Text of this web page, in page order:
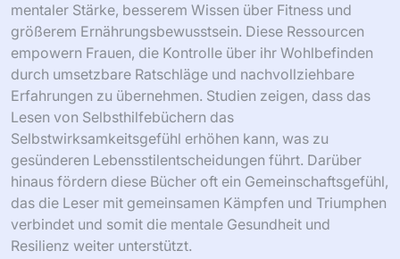
mentaler Stärke, besserem Wissen über Fitness und
größerem Ernährungsbewusstsein. Diese Ressourcen
empowern Frauen, die Kontrolle über ihr Wohlbefinden
durch umsetzbare Ratschläge und nachvollziehbare
Erfahrungen zu übernehmen. Studien zeigen, dass das
Lesen von Selbsthilfebüchern das
Selbstwirksamkeitsgefühl erhöhen kann, was zu
gesünderen Lebensstilentscheidungen führt. Darüber
hinaus fördern diese Bücher oft ein Gemeinschaftsgefühl,
das die Leser mit gemeinsamen Kämpfen und Triumphen
verbindet und somit die mentale Gesundheit und
Resilienz weiter unterstützt.